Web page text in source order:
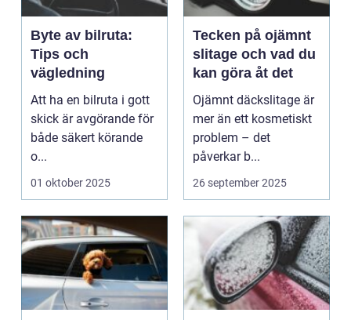
Byte av bilruta:
Tips och
vägledning
Att ha en bilruta i gott
skick är avgörande för
både säkert körande
o...
01 oktober 2025
Tecken på ojämnt
slitage och vad du
kan göra åt det
Ojämnt däckslitage är
mer än ett kosmetiskt
problem – det
påverkar b...
26 september 2025